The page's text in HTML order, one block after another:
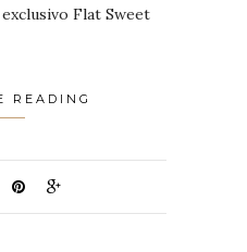
Flat Sweet
READING